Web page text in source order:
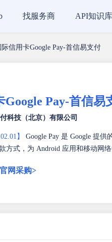
找服务商 API知识库
际信用卡Google Pay-首信易支付
Google Pay-首信易
科技（北京）有限公司
】
Google Pay 是 Google 提
方式，为 Android 应用和移动网
网采购>